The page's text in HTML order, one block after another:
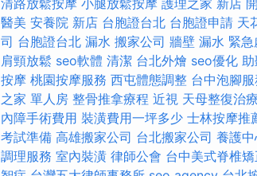
醫美 安養院 新店 台胞證台北 台胞證申請 天
司 台胞證台北 漏水 搬家公司 牆壁 漏水 緊急
肩頸放鬆 seo軟體 清潔 台北外燴 seo優化
按摩 桃園按摩服務 西屯體態調整 台中泡腳服
之家 單人房 整骨推拿療程 近視 天母整復治療
內障手術費用 裝潢費用一坪多少 士林按摩推
考試準備 高雄搬家公司 台北搬家公司 養護
調理服務 室內裝潢 律師公會 台中美式脊椎矯